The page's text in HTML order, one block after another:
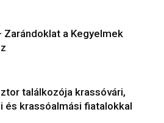
Zarándoklat a Kegyelmek
találkozója krassóvári,
és krassóalmási fiatalokkal